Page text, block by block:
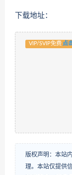
下载地址：
VIP/SVIP免费 点
版权声明：本站
理。本站仅提供